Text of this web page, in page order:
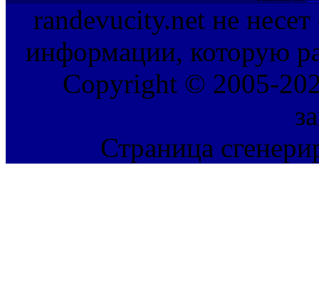
randevucity.net не несет
информации, которую
Copyright © 2005-
Страница